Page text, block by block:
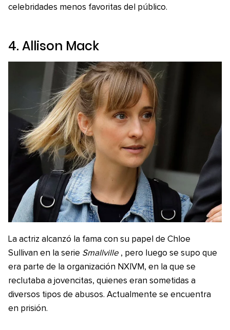
celebridades menos favoritas del público.
4. Allison Mack
La actriz alcanzó la fama con su papel de Chloe
Sullivan en la serie Smallville , pero luego se supo que
era parte de la organización NXIVM, en la que se
reclutaba a jovencitas, quienes eran sometidas a
diversos tipos de abusos. Actualmente se encuentra
en prisión.